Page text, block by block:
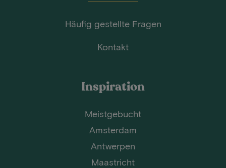
Häufig gestellte Fragen
Kontakt
Inspiration
Meistgebucht
Amsterdam
Antwerpen
Maastricht